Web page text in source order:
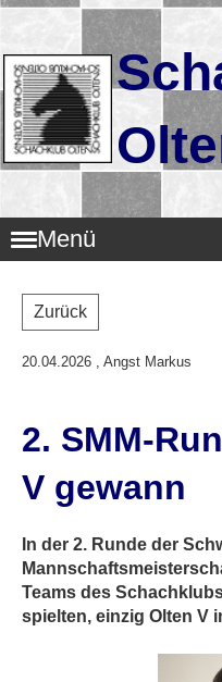
Menü
Zurück
20.04.2026 , Angst Markus
2. SMM-
V gewann
In der 2. Runde der
Teams des
spielten, einzig Olten V